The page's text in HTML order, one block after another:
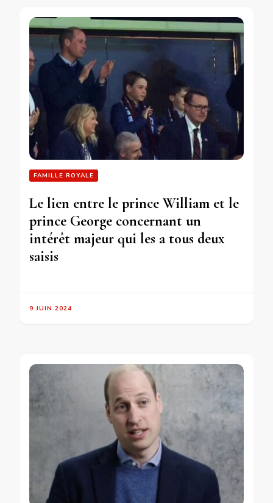
FAMILLE ROYALE
Le lien entre le prince William et le
prince George concernant un
intérêt majeur qui les a tous deux
saisis
9 JUIN 2024